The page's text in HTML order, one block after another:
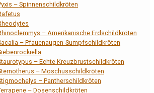
– Spinnenschildkröten
– Amerikanische Erdschildkröten
– Pfauenaugen-Sumpfschildkröten
– Echte Kreuzbrustschildkröten
– Moschusschildkröten
– Pantherschildkröten
– Dosenschildkröten